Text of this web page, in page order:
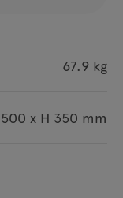
67.9 kg
x H 350 mm